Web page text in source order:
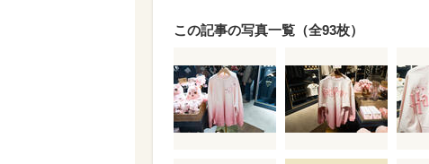
この記事の写真一覧（全93枚）